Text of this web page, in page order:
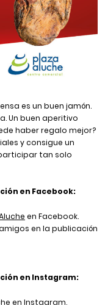
es un buen jamón.
Un buen aperitivo
haber regalo mejor?
y consigue un
tan solo
en Facebook:
en Facebook.
en la publicación
en Instagram:
en Instagram.